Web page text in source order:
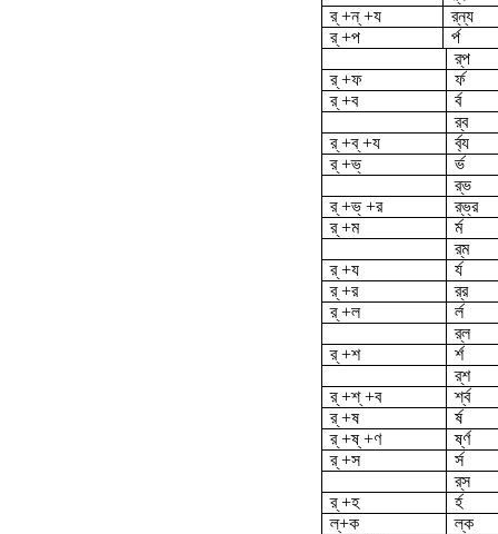
র্ +ন্ +য
র্‌ন্য
র্ +প
র্প
র্‌প
র্ +ফ
র্ফ
র্ +ব
র্ব
র্‌ব
র্ +ব্ +য
র্ব্য
র্ +ভ্
র্ভ
র্‌ভ
র্ +ভ্ +র
র্‌ভ্র
র্ +ম
র্ম
র্‌ম
র্ +য
র্য
র্ +র
র্‌র
র্ +ল
র্ল
র্‌ল
র্ +শ
র্শ
র্‌শ
র্ +শ্ +ব
র্শ্ব
র্ +ষ
র্ষ
র্ +ষ্ +ণ
র্ষ্ণ
র্ +স
র্স
র্‌স
র্ +হ
র্হ
ল্‌+ক
ল্ক